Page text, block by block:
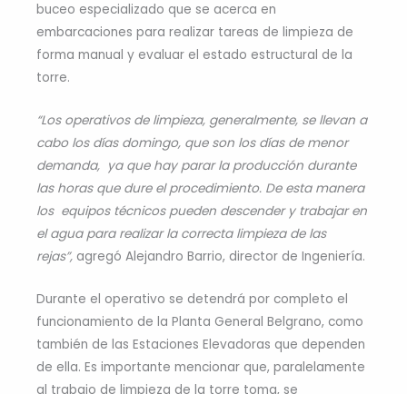
buceo especializado que se acerca en
embarcaciones para realizar tareas de limpieza de
forma manual y evaluar el estado estructural de la
torre.
“Los operativos de limpieza, generalmente, se llevan a
cabo los días domingo, que son los días de menor
demanda, ya que hay parar la producción durante
las horas que dure el procedimiento. De esta manera
los equipos técnicos pueden descender y trabajar en
el agua para realizar la correcta limpieza de las
rejas”, agregó Alejandro Barrio, director de Ingeniería.
Durante el operativo se detendrá por completo el
funcionamiento de la Planta General Belgrano, como
también de las Estaciones Elevadoras que dependen
de ella. Es importante mencionar que, paralelamente
al trabajo de limpieza de la torre toma, se